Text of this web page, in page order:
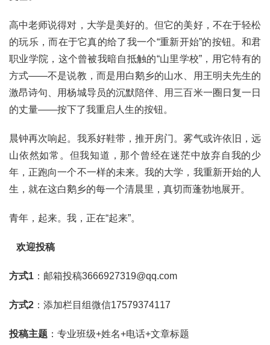
高中老师说得对，大学是美好的。但它的美好，不在于轻松
的玩乐，而在于它真的给了我一个“重新开始”的按钮。和君
职业学院，这个曾被我暗自抵触的“山里学校”，用它特有的
方式——不是说教，而是用白鹅乡的山水、用王明夫先生的
激昂诗句、用杨城导员的沉默陪伴、用三百米一圈日复一日
的丈量——按下了我重启人生的按钮。
晨钟再次响起。我系好鞋带，推开房门。雾气或许依旧，远
山依然如常。但我知道，那个曾经在迷茫中放弃自我的少
年，正跑向一个不一样的未来。我的大学，我重新开始的人
生，就在这白鹅乡的每一个清晨里，真切而蓬勃地展开。
青年，起来。我，正在“起来”。
欢迎投稿
方式1 ：邮箱投稿3666927319@qq.com
方式2 ：添加栏目组微信17579374117
投稿主题 ：专业班级+姓名+电话+文章标题